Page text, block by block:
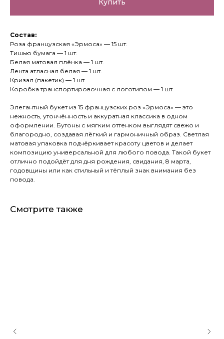
Купить
Состав:
Роза французская «Эрмоса» — 15 шт.
Тишью бумага — 1 шт.
Белая матовая плёнка — 1 шт.
Лента атласная белая — 1 шт.
Кризал (пакетик) — 1 шт.
Коробка транспортировочная с логотипом — 1 шт.
Элегантный букет из 15 французских роз «Эрмоса» — это
нежность, утончённость и аккуратная классика в одном
оформлении. Бутоны с мягким оттенком выглядят свежо и
благородно, создавая лёгкий и гармоничный образ. Светлая
матовая упаковка подчёркивает красоту цветов и делает
композицию универсальной для любого повода. Такой букет
отлично подойдёт для дня рождения, свидания, 8 марта,
годовщины или как стильный и тёплый знак внимания без
повода.
Смотрите также